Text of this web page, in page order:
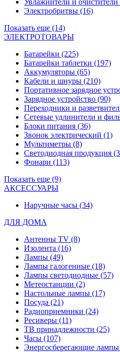
Увлажнители и очистители
Электробритвы (16)
Показать еще (14)
ЭЛЕКТРОТОВАРЫ
Батарейки (225)
Батарейки таблетки (197)
Аккумуляторы (65)
Кабели и шнуры (210)
Портативное зарядное
Зарядное устройство (90)
Переходники и
Сетевые удлинители и
Блоки питания (36)
Звонок электрический (1)
Мультиметры (8)
Светодиодная продукция
Фонари (113)
Показать еще (9)
АКСЕССУАРЫ
Наручные часы (34)
ДЛЯ ДОМА
Антенны TV (8)
Изолента (16)
Лампы (49)
Лампы галогенные (18)
Лампы светодиодные (57)
Метеостанции (2)
Настольные лампы (17)
Посуда (21)
Радиоприемники (24)
Ресиверы (11)
ТВ принадлежности (25)
Часы (107)
Энергосберегающие лампы